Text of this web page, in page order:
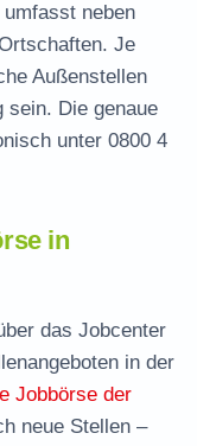
neben
Je
Außenstellen
sein. Die genaue
unter 0800 4
in
das Jobcenter
in der
Jobbörse der
neue Stellen –